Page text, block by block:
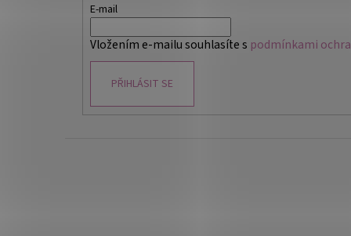
E-mail
Vložením e-mailu souhlasíte s podmínkami
PŘIHLÁSIT SE